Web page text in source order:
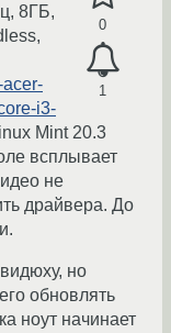
0
1
8ГБ,
i3-
Mint 20.3
всплывает
не
драйвера. До
но
обновлять
ноут начинает